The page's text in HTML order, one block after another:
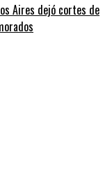
Aires dejó cortes de